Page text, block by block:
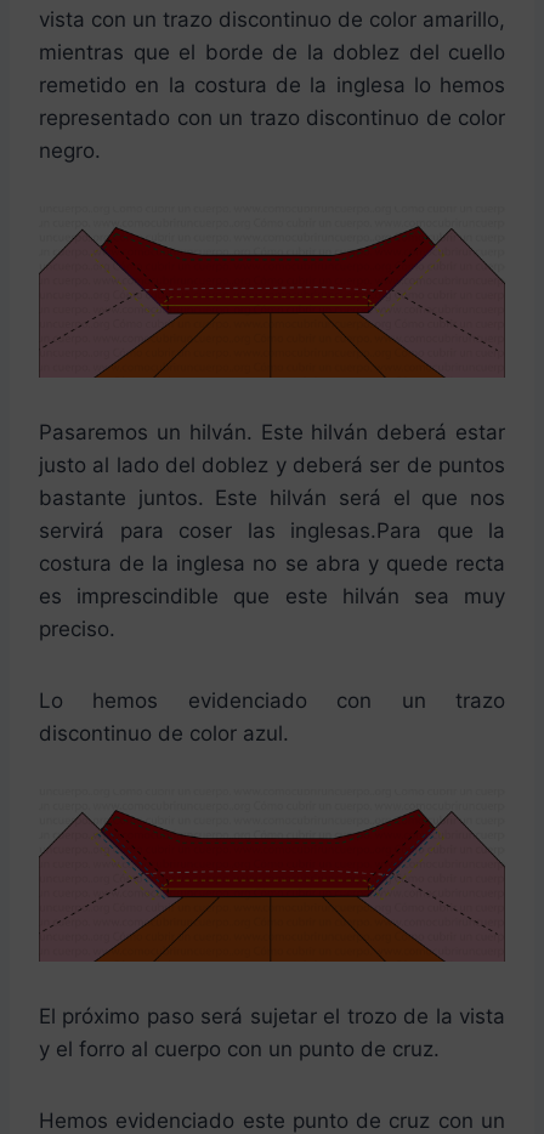
vista con un trazo discontinuo de color amarillo,
mientras que el borde de la doblez del cuello
remetido en la costura de la inglesa lo hemos
representado con un trazo discontinuo de color
negro.
Pasaremos un hilván. Este hilván deberá estar
justo al lado del doblez y deberá ser de puntos
bastante juntos. Este hilván será el que nos
servirá para coser las inglesas.Para que la
costura de la inglesa no se abra y quede recta
es imprescindible que este hilván sea muy
preciso.
Lo hemos evidenciado con un trazo
discontinuo de color azul.
El próximo paso será sujetar el trozo de la vista
y el forro al cuerpo con un punto de cruz.
Hemos evidenciado este punto de cruz con un